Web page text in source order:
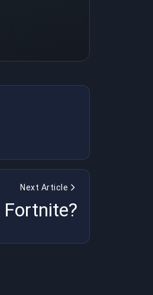
Next Article